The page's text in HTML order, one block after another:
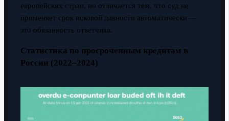
европейских стран, но отличается тем, что суд не
применяет срок исковой давности автоматически —
это обязанность ответчика.
Статистика по просроченным кредитам в
России (2022–2024)